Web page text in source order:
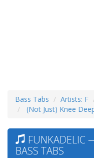
Bass Tabs Artists: F
(Not Just) Knee
FUNKADELIC
BASS TABS